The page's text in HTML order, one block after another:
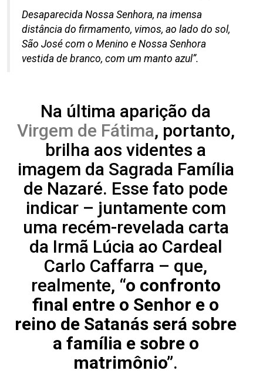
Desaparecida Nossa Senhora, na imensa
distância do firmamento, vimos, ao lado do sol,
São José com o Menino e Nossa Senhora
vestida de branco, com um manto azul”.
Na última aparição da
Virgem de Fátima, portanto,
brilha aos videntes a
imagem da Sagrada Família
de Nazaré. Esse fato pode
indicar – juntamente com
uma recém-revelada carta
da Irmã Lúcia ao Cardeal
Carlo Caffarra – que,
realmente, “o confronto
final entre o Senhor e o
reino de Satanás será sobre
a família e sobre o
matrimônio”.